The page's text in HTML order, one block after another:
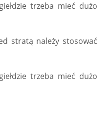
trzeba mieć dużo
stratą należy stosować
trzeba mieć dużo